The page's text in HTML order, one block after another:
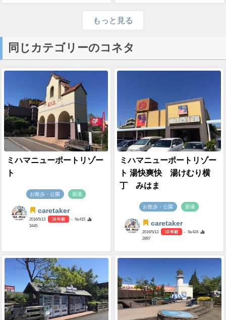
もっと見る
同じカテゴリーのコネタ
ミハマニューポートリゾー
ト
お散歩・公園 新港
caretaker
2016/5/13 10 年前
- №415
3445
ミハマニューポートリゾー
ト 湯快爽快 湯けむり横
丁 みはま
お散歩・公園 新港
caretaker
2016/5/13 10 年前
- №424
2897